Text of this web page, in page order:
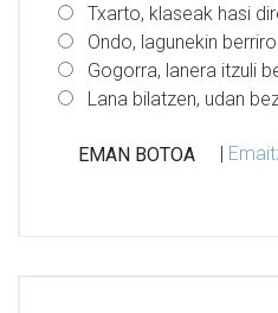
Txarto, klaseak hasi
Ondo, lagunekin
Gogorra, lanera itzuli
Lana bilatzen, udan
|